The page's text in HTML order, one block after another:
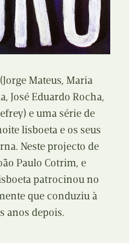
Mateus, Maria
José Eduardo Rocha,
e uma série de
lisboeta e os seus
Neste projecto de
Paulo Cotrim, e
patrocinou no
que conduziu à
anos depois.